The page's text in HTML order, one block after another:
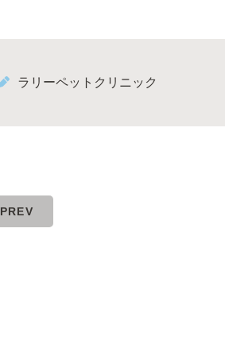
ラリーペットクリニック
PREV